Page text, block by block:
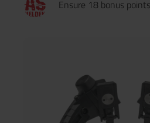
den Earmor M31/M32 Gehörschutz
gewährleistet eine passgenaue,
Haltbarkeit bietet. Robust genug für
dabei so leicht, dass Sie ihn kaum
Drehpanel: Mit dem einzigartigen
Ohrmuscheln bequem um 90 Grad
Ensure 18 bonus points